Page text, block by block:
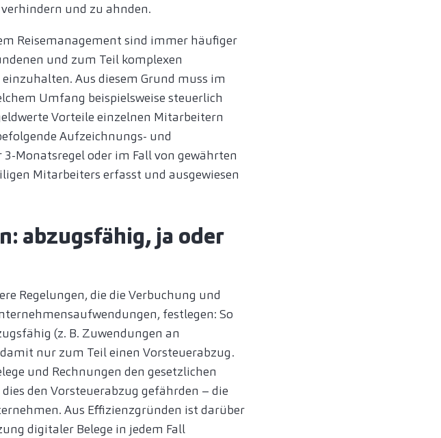
und zu ahnden.
Reisemanagement sind immer häufiger
und zum Teil komplexen
Aus diesem Grund muss im
Umfang beispielsweise steuerlich
Vorteile einzelnen Mitarbeitern
Aufzeichnungs- und
Monatsregel oder im Fall von gewährten
Mitarbeiters erfasst und ausgewiesen
abzugsfähig, ja oder
Regelungen, die die Verbuchung und
festlegen: So
(z. B. Zuwendungen an
nur zum Teil einen Vorsteuerabzug.
und Rechnungen den gesetzlichen
den Vorsteuerabzug gefährden – die
Aus Effizienzgründen ist darüber
digitaler Belege in jedem Fall